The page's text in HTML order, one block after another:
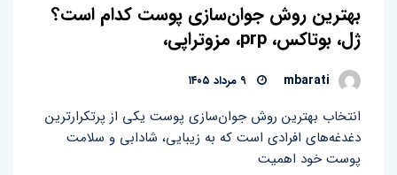
بهترین روش جوان‌سازی پوست کدام است؟
ژل، بوتاکس، prp، مزوتراپی،
mbarati
انتخاب بهترین روش جوان‌سازی پوست یکی از پرتکرارترین
دغدغه‌های افرادی است که به زیبایی، شادابی و سلامت
پوست خود اهمیت